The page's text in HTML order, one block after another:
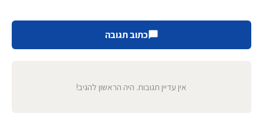
כתוב תגובה
אין עדיין תגובות. היה הראשון להגיב!